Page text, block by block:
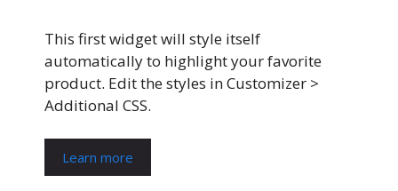
This first widget will style itself
automatically to highlight your favorite
product. Edit the styles in Customizer >
Additional CSS.
Learn more